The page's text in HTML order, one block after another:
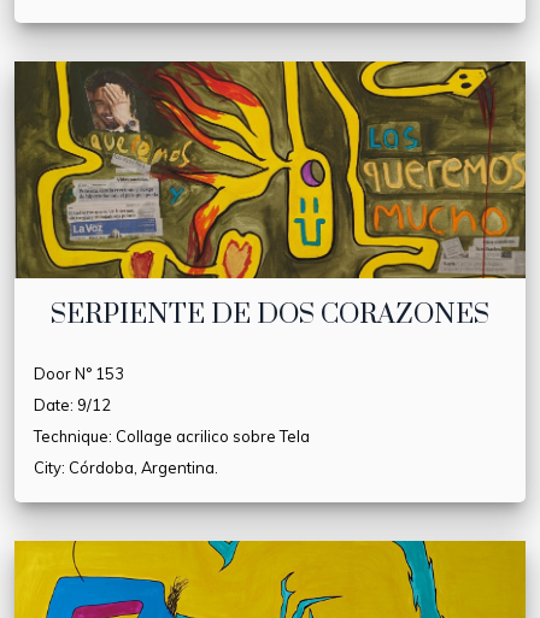
SERPIENTE DE DOS CORAZONES
Door N° 153
Date: 9/12
Technique: Collage acrilico sobre Tela
City: Córdoba, Argentina.